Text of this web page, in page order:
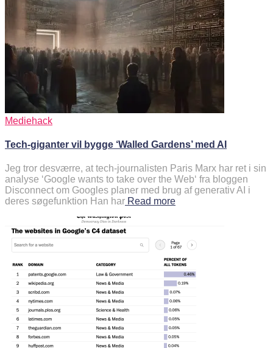
Mediehack
Tech-giganter vil bygge ‘Walled Gardens’ med AI
Jeg tror desværre, at tech-journalisten Paris Marx har ret i sin
analyse ‘Google wants to take over the Web‘ fra bloggen
Disconnect om Googles planer med brug af generativ AI i
deres søgefunktion Han har Read more